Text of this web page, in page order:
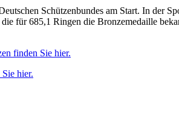
Schützenbundes am Start. In der
für 685,1 Ringen die Bronzemedaille
finden Sie hier.
hier.